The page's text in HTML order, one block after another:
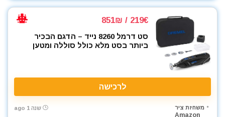
219€ / 851₪
סט דרמל 8260 נייד – הדגם הבכיר
ביותר בסט מלא כולל סוללה ומטען
לרכישה
משחזת ציר
Amazon
שנה 1 ago